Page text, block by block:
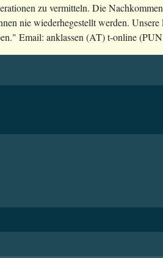
zu vermitteln. Die
nie wiederhegestellt werden. Unsere
Email: anklassen (AT) t-online